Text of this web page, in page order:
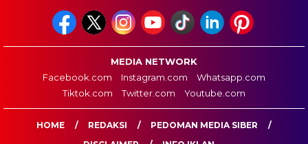
MEDIA NETWORK
Facebook.com
Instagram.com
Whatsapp.com
Tiktok.com
Twitter.com Youtube.com
HOME REDAKSI
PEDOMAN MEDIA SIBER